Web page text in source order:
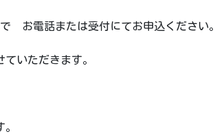
お電話または受付にてお申込ください。
ていただきます。